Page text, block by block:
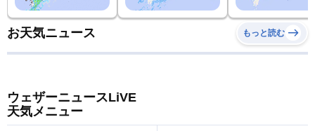
お天気ニュース もっと読む
ウェザーニュースLiVE
天気メニュー